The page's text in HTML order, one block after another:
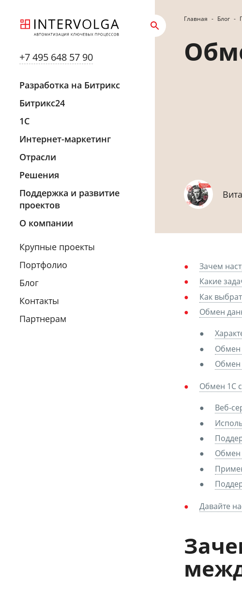
+7 495 648 57 90
Разработка на Битрикс
Битрикс24
1С
Интернет-маркетинг
Отрасли
Решения
Поддержка и развитие
проектов
О компании
Крупные проекты
Портфолио
Блог
Контакты
Партнерам
Главная - Блог -
Зачем
Какие
Как
Обмен
Обмен
Обмен
Обмен 1С
Веб-
Обмен
Давайте